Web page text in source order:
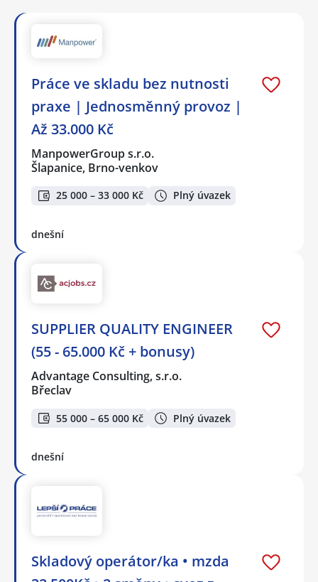
Práce ve skladu bez nutnosti
praxe | Jednosměnný provoz |
Až 33.000 Kč
ManpowerGroup s.r.o.
Šlapanice, Brno-venkov
25 000 – 33 000 Kč Plný úvazek
dnešní
SUPPLIER QUALITY ENGINEER
(55 - 65.000 Kč + bonusy)
Advantage Consulting, s.r.o.
Břeclav
55 000 – 65 000 Kč Plný úvazek
dnešní
Skladový operátor/ka • mzda